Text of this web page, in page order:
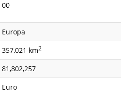
00
Europa
357,021 km2
81,802,257
Euro